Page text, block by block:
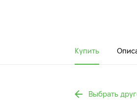
Купить
Выбрать